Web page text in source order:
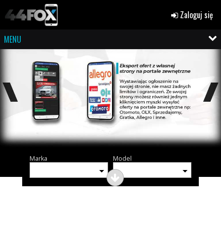
Zaloguj się
MENU
Marka Model